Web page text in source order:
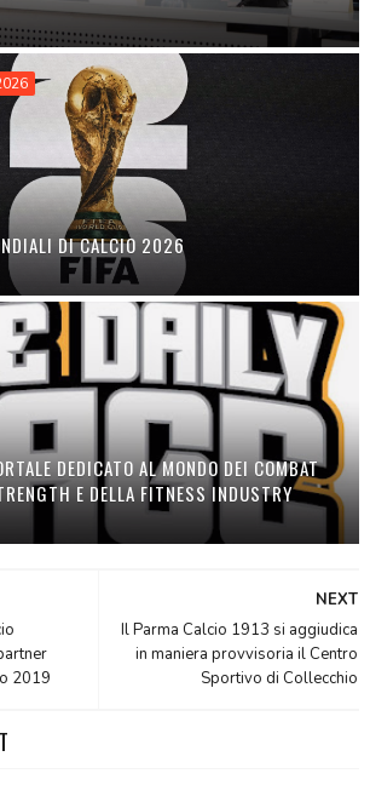
DI CALCIO 2026
DEDICATO AL MONDO DEI COMBAT
E DELLA FITNESS INDUSTRY
NEXT
Il Parma Calcio 1913 si aggiudica
in maniera provvisoria il Centro
Sportivo di Collecchio
2019